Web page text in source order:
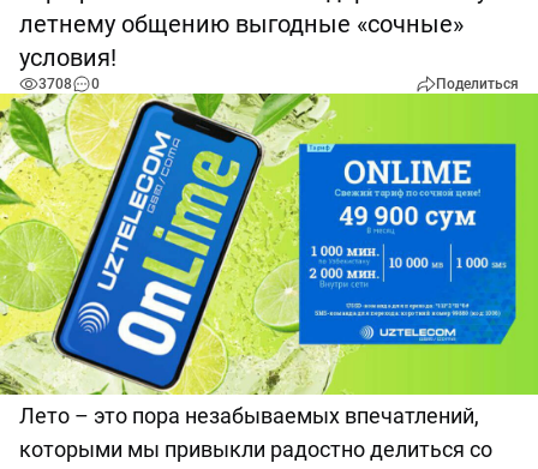
летнему общению выгодные «сочные»
условия!
3708 0 Поделиться
Лето – это пора незабываемых впечатлений,
которыми мы привыкли радостно делиться со